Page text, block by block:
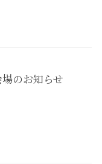
のお知らせ